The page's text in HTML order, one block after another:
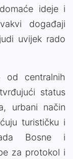
ideje i
događaji
uvijek rado
od centralnih
status
urbani način
turističku i
Bosne i
za protokol i